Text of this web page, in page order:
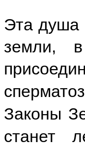
Эта душа
земли,
Законы
станет